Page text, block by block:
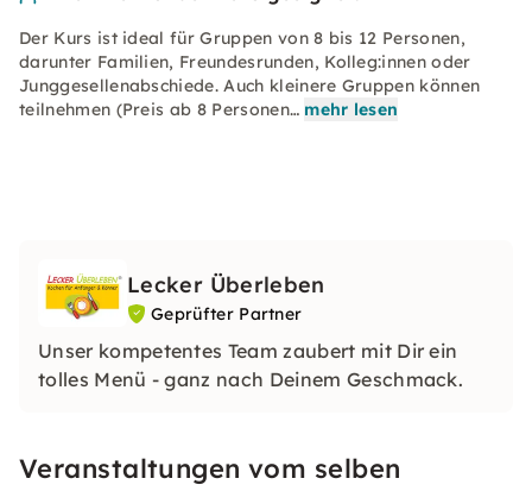
Der Kurs ist ideal für Gruppen von 8 bis 12 Personen,
darunter Familien, Freundesrunden, Kolleg:innen oder
Junggesellenabschiede. Auch kleinere Gruppen können
teilnehmen (Preis ab 8 Personen… mehr lesen
Lecker Überleben
Geprüfter Partner
Unser kompetentes Team zaubert mit Dir ein
tolles Menü - ganz nach Deinem Geschmack.
Veranstaltungen vom selben